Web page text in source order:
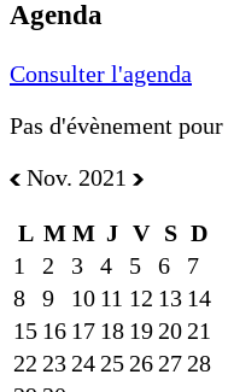
Agenda
Consulter l'agenda
Pas d'évènement pour
Nov. 2021
L M M J V S D
1
2 3 4 5 6
7
8
9 10 11 12 13 14
15 16 17 18 19 20 21
22 23 24 25 26 27 28